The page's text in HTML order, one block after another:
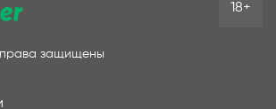
защищены
18+